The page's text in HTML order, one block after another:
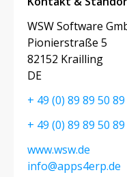
WSW Software
Pionierstraße 5
82152 Krailling
DE
+ 49 (0) 89 89 50
+ 49 (0) 89 89 50
www.wsw.de
info@apps4erp.de